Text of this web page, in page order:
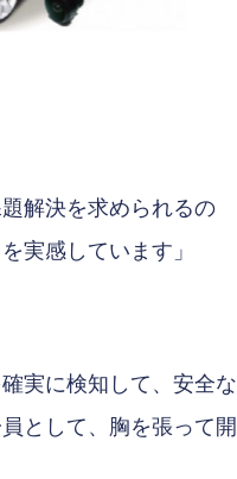
解決を求められるの
実感しています」
実に検知して、安全な
として、胸を張って開